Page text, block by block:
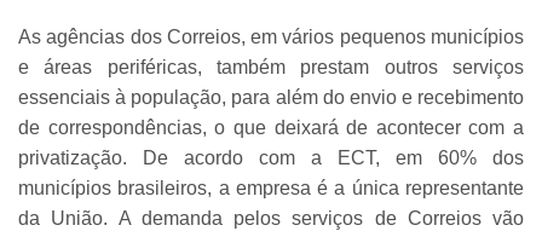
As agências dos Correios, em vários pequenos municípios
e áreas periféricas, também prestam outros serviços
essenciais à população, para além do envio e recebimento
de correspondências, o que deixará de acontecer com a
privatização. De acordo com a ECT, em 60% dos
municípios brasileiros, a empresa é a única representante
da União. A demanda pelos serviços de Correios vão